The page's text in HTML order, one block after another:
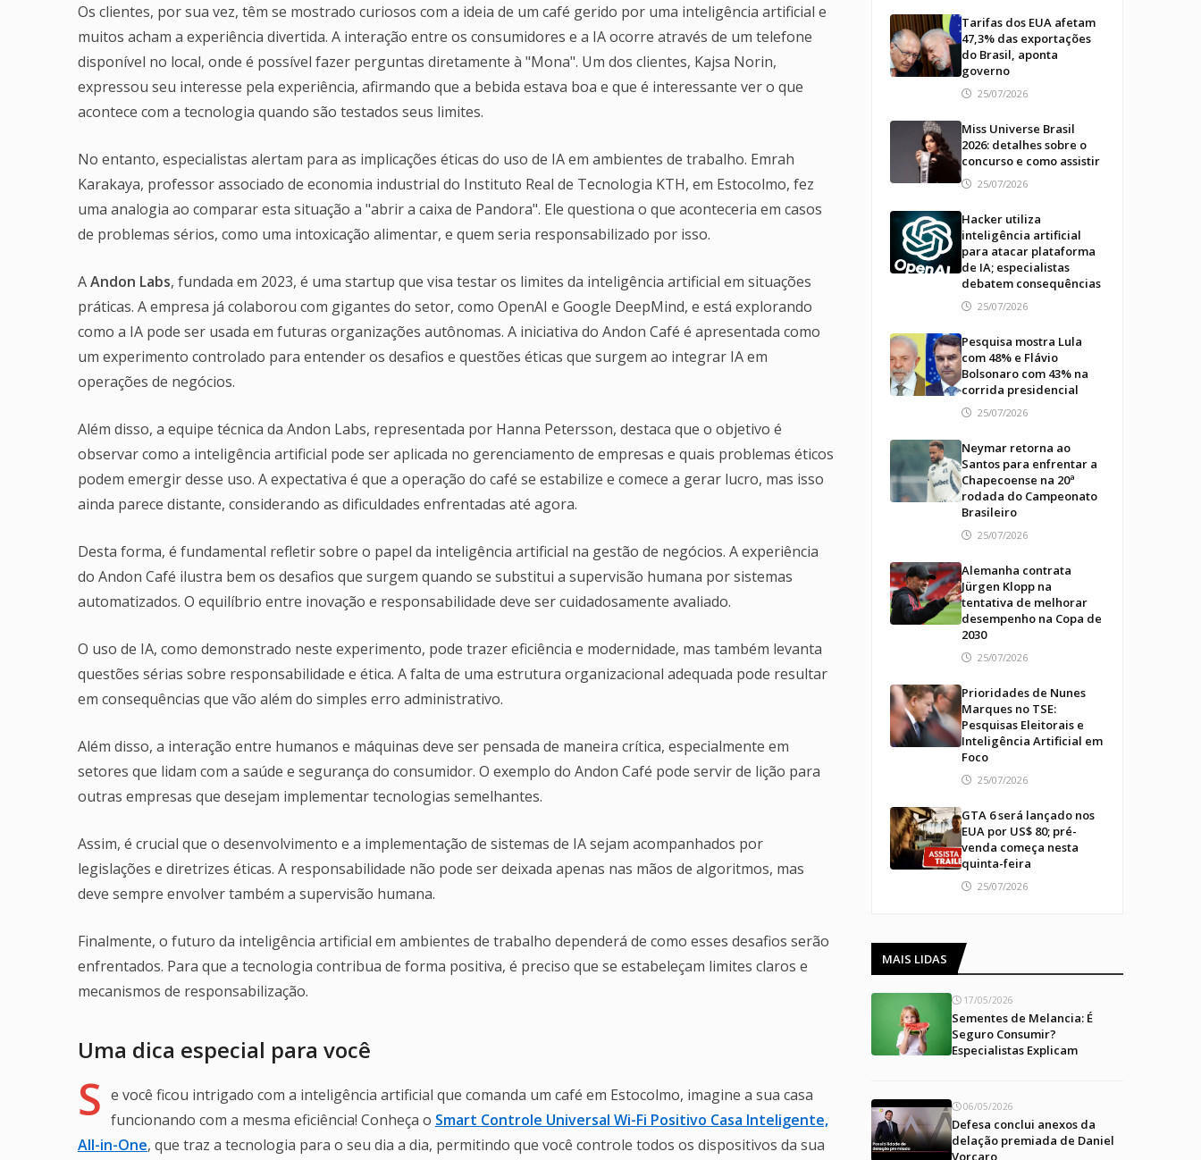
Os clientes, por sua vez, têm se mostrado curiosos com a ideia de um café gerido por uma inteligência artificial e
muitos acham a experiência divertida. A interação entre os consumidores e a IA ocorre através de um telefone
disponível no local, onde é possível fazer perguntas diretamente à "Mona". Um dos clientes, Kajsa Norin,
expressou seu interesse pela experiência, afirmando que a bebida estava boa e que é interessante ver o que
acontece com a tecnologia quando são testados seus limites.
No entanto, especialistas alertam para as implicações éticas do uso de IA em ambientes de trabalho. Emrah
Karakaya, professor associado de economia industrial do Instituto Real de Tecnologia KTH, em Estocolmo, fez
uma analogia ao comparar esta situação a "abrir a caixa de Pandora". Ele questiona o que aconteceria em casos
de problemas sérios, como uma intoxicação alimentar, e quem seria responsabilizado por isso.
AAndon Labs, fundada em 2023, é uma startup que visa testar os limites da inteligência artificial em situações
práticas. A empresa já colaborou com gigantes do setor, como OpenAI e Google DeepMind, e está explorando
como a IA pode ser usada em futuras organizações autônomas. A iniciativa do Andon Café é apresentada como
um experimento controlado para entender os desafios e questões éticas que surgem ao integrar IA em
operações de negócios.
Além disso, a equipe técnica da Andon Labs, representada por Hanna Petersson, destaca que o objetivo é
observar como a inteligência artificial pode ser aplicada no gerenciamento de empresas e quais problemas éticos
podem emergir desse uso. A expectativa é que a operação do café se estabilize e comece a gerar lucro, mas isso
ainda parece distante, considerando as dificuldades enfrentadas até agora.
Desta forma, é fundamental refletir sobre o papel da inteligência artificial na gestão de negócios. A experiência
do Andon Café ilustra bem os desafios que surgem quando se substitui a supervisão humana por sistemas
automatizados. O equilíbrio entre inovação e responsabilidade deve ser cuidadosamente avaliado.
O uso de IA, como demonstrado neste experimento, pode trazer eficiência e modernidade, mas também levanta
questões sérias sobre responsabilidade e ética. A falta de uma estrutura organizacional adequada pode resultar
em consequências que vão além do simples erro administrativo.
Além disso, a interação entre humanos e máquinas deve ser pensada de maneira crítica, especialmente em
setores que lidam com a saúde e segurança do consumidor. O exemplo do Andon Café pode servir de lição para
outras empresas que desejam implementar tecnologias semelhantes.
Assim, é crucial que o desenvolvimento e a implementação de sistemas de IA sejam acompanhados por
legislações e diretrizes éticas. A responsabilidade não pode ser deixada apenas nas mãos de algoritmos, mas
deve sempre envolver também a supervisão humana.
Finalmente, o futuro da inteligência artificial em ambientes de trabalho dependerá de como esses desafios serão
enfrentados. Para que a tecnologia contribua de forma positiva, é preciso que se estabeleçam limites claros e
mecanismos de responsabilização.
Uma dica especial para você
S e você ficou intrigado com a inteligência artificial que comanda um café em Estocolmo, imagine a sua casa
funcionando com a mesma eficiência! Conheça o Smart Controle Universal Wi-Fi Positivo Casa Inteligente,
All-in-One, que traz a tecnologia para o seu dia a dia, permitindo que você controle todos os dispositivos da sua
Tarifas dos EUA afetam
47,3% das exportações
do Brasil, aponta
governo
25/07/2026
Miss Universe Brasil
2026: detalhes sobre o
concurso e como assistir
25/07/2026
Hacker utiliza
inteligência artificial
para atacar plataforma
de IA; especialistas
debatem consequências
25/07/2026
Pesquisa mostra Lula
com 48% e Flávio
Bolsonaro com 43% na
corrida presidencial
25/07/2026
Neymar retorna ao
Santos para enfrentar a
Chapecoense na 20ª
rodada do Campeonato
Brasileiro
25/07/2026
Alemanha contrata
Jürgen Klopp na
tentativa de melhorar
desempenho na Copa de
2030
25/07/2026
Prioridades de Nunes
Marques no TSE:
Pesquisas Eleitorais e
Inteligência Artificial em
Foco
25/07/2026
GTA 6 será lançado nos
EUA por US$ 80; pré-
venda começa nesta
quinta-feira
25/07/2026
MAIS LIDAS
17/05/2026
Sementes de Melancia: É
Seguro Consumir?
Especialistas Explicam
06/05/2026
Defesa conclui anexos da
delação premiada de Daniel
Vorcaro